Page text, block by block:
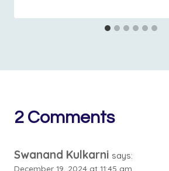
2 Comments
Swanand Kulkarni says:
December 19, 2024 at 11:45 am